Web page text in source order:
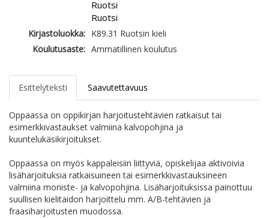
Ruotsi
Ruotsi
Kirjastoluokka: K89.31 Ruotsin kieli
Koulutusaste: Ammatillinen koulutus
Esittelyteksti Saavutettavuus
Oppaassa on oppikirjan harjoitustehtävien ratkaisut tai
esimerkkivastaukset valmiina kalvopohjina ja
kuuntelukäsikirjoitukset.
Oppaassa on myös kappaleisiin liittyviä, opiskelijaa aktivoivia
lisäharjoituksia ratkaisuineen tai esimerkkivastauksineen
valmiina moniste- ja kalvopohjina. Lisäharjoituksissa painottuu
suullisen kielitaidon harjoittelu mm. A/B-tehtävien ja
fraasiharjoitusten muodossa.